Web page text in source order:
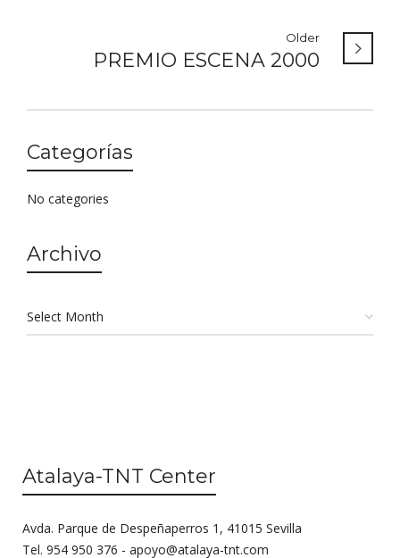
Older
PREMIO ESCENA 2000
Categorías
No categories
Archivo
Atalaya-TNT Center
Avda. Parque de Despeñaperros 1, 41015 Sevilla
Tel. 954 950 376 - apoyo@atalaya-tnt.com